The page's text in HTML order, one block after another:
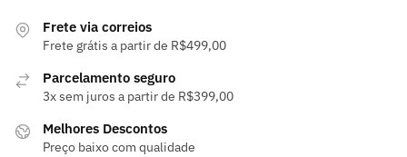
Frete via correios
Frete grátis a partir de R$499,00
Parcelamento seguro
3x sem juros a partir de R$399,00
Melhores Descontos
Preço baixo com qualidade